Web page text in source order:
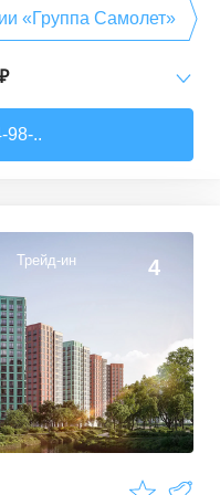
«Группа Самолет»
22 предложения
от16 491 230 ₽
22 предложения
98-..
Трейд-ин 4